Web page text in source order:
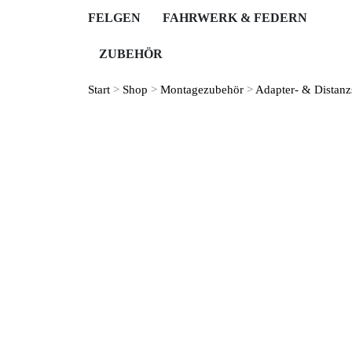
FELGEN FAHRWERK & FEDERN
ZUBEHÖR
Start > Shop > Montage­zubehör > Adapter- &